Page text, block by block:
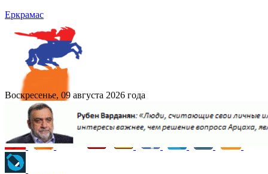
Еркрамас
Воскресенье, 09 августа 2026 года